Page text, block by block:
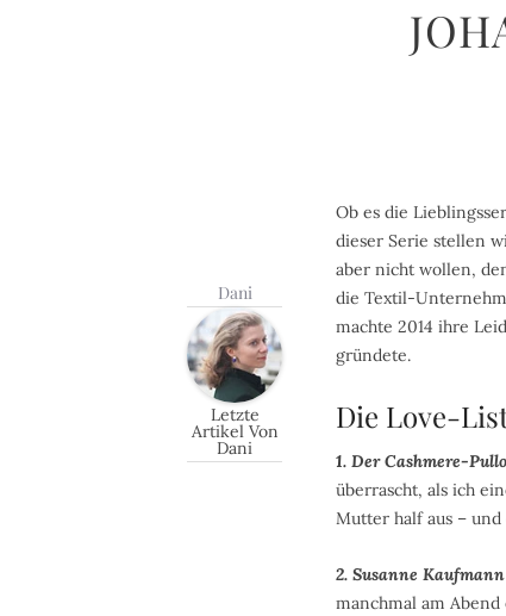
Dani
Letzte
Artikel Von
Dani
Ob es die
dieser Serie stellen
aber nicht wollen,
die Textil-
machte 2014 ihre
gründete.
Die Love-
1. Der Cashmere-
überrascht, als ich
Mutter half aus –
2. Susanne
manchmal am